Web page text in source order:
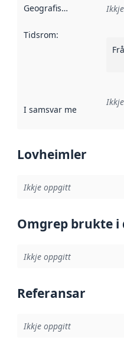
Geografisk område
Tidsrom:
Frå
I samsvar med
Lovheimler
Ikkje oppgitt
Omgrep brukte
Ikkje oppgitt
Referansar
Ikkje oppgitt